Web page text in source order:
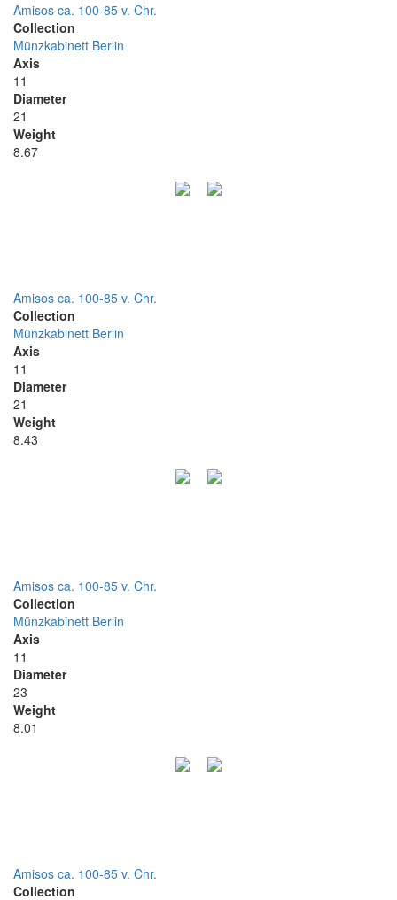
Amisos ca. 100-85 v. Chr.
Collection
Münzkabinett Berlin
Axis
11
Diameter
21
Weight
8.67
Amisos ca. 100-85 v. Chr.
Collection
Münzkabinett Berlin
Axis
11
Diameter
21
Weight
8.43
Amisos ca. 100-85 v. Chr.
Collection
Münzkabinett Berlin
Axis
11
Diameter
23
Weight
8.01
Amisos ca. 100-85 v. Chr.
Collection